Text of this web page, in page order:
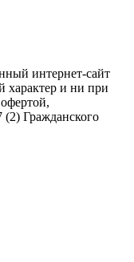
интернет-сайт
характер и ни при
Гражданского